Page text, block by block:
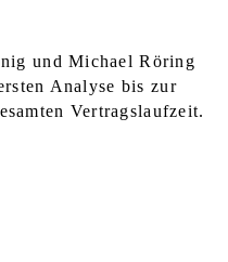
und Michael Röring
Analyse bis zur
Vertragslaufzeit.